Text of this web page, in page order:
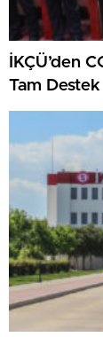
İKÇÜ’den
Tam Destek